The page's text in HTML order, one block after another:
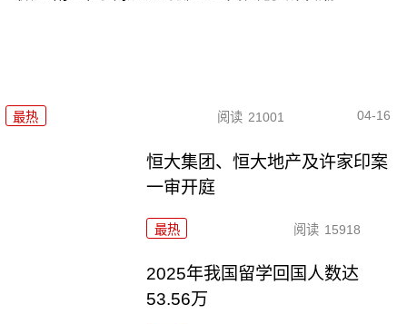
最热 阅读 21001 04-16
恒大集团、恒大地产及许家印案
一审开庭
最热 阅读 15918
2025年我国留学回国人数达
53.56万